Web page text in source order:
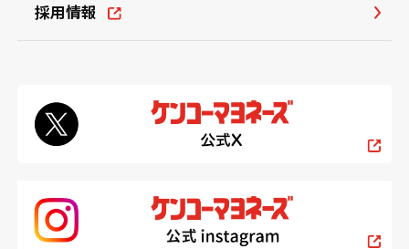
採用情報